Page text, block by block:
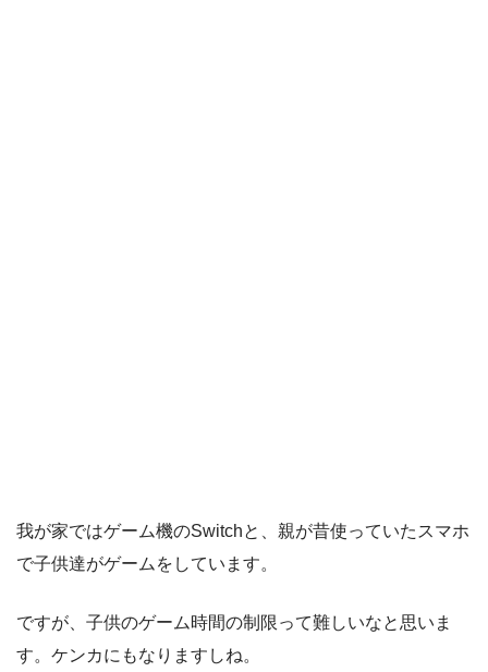
我が家ではゲーム機のSwitchと、親が昔使っていたスマホ
で子供達がゲームをしています。
ですが、子供のゲーム時間の制限って難しいなと思いま
す。ケンカにもなりますしね。